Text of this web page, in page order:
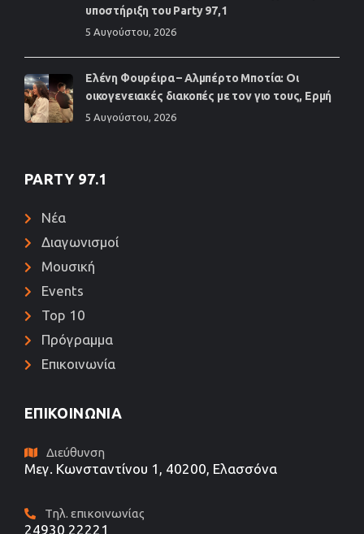
υποστήριξη του Party 97,1
5 Αυγούστου, 2026
Ελένη Φουρέιρα – Αλμπέρτο Μποτία: Οι
οικογενειακές διακοπές με τον γιο τους, Ερμή
5 Αυγούστου, 2026
PARTY 97.1
Νέα
Διαγωνισμοί
Μουσική
Events
Top 10
Πρόγραμμα
Επικοινωνία
ΕΠΙΚΟΙΝΩΝΊΑ
Διεύθυνση
Μεγ. Κωνσταντίνου 1, 40200, Ελασσόνα
Τηλ. επικοινωνίας
24930 22221